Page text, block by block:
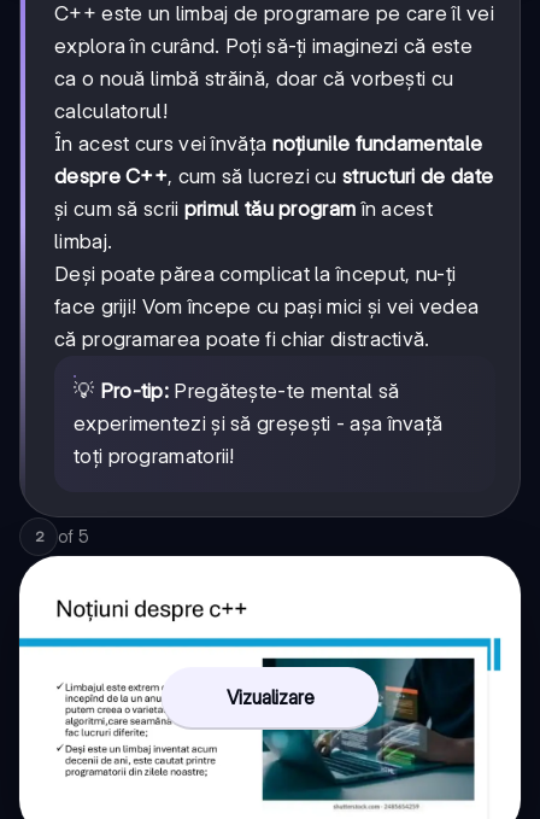
C++ este un limbaj de programare pe care îl vei
explora în curând. Poți să-ți imaginezi că este
ca o nouă limbă străină, doar că vorbești cu
calculatorul!
În acest curs vei învăța noțiunile fundamentale
despre C++, cum să lucrezi custructuri de date
și cum să scrii primul tău program în acest
limbaj.
Deși poate părea complicat la început, nu-ți
face griji! Vom începe cu pași mici și vei vedea
că programarea poate fi chiar distractivă.
💡 Pro-tip: Pregătește-te mental să
experimentezi și să greșești - așa învață
toți programatorii!
2 of 5
Vizualizare